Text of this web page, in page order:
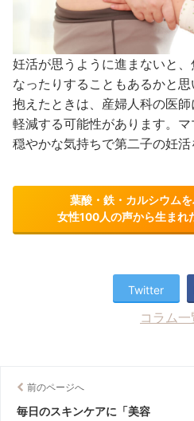
妊活が思うように進まないと
なったりすることもあるかと
抱えたときは、産婦人科の医
軽減する可能性があります。マ
穏やかな気持ちで第二子の妊活
葉酸・鉄・カルシウム
女性100人の声から生まれ
Twitter
コラム
前のページへ
毎日のスキンケアに「美容